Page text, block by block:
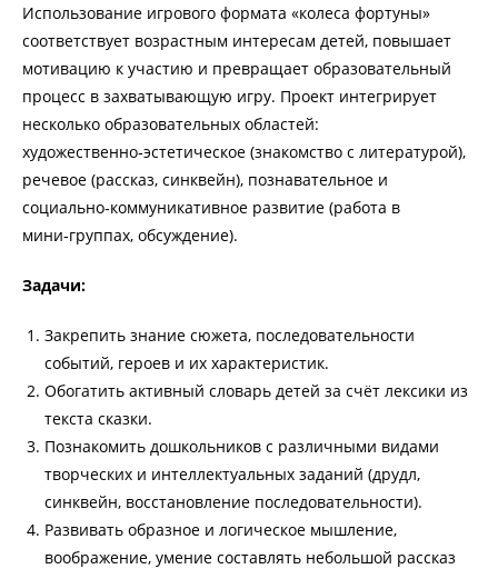
Использование игрового формата «колеса фортуны»
соответствует возрастным интересам детей, повышает
мотивацию к участию и превращает образовательный
процесс в захватывающую игру. Проект интегрирует
несколько образовательных областей:
художественно‑эстетическое (знакомство с литературой),
речевое (рассказ, синквейн), познавательное и
социально‑коммуникативное развитие (работа в
мини‑группах, обсуждение).
Задачи:
Закрепить знание сюжета, последовательности
событий, героев и их характеристик.
Обогатить активный словарь детей за счёт лексики из
текста сказки.
Познакомить дошкольников с различными видами
творческих и интеллектуальных заданий (друдл,
синквейн, восстановление последовательности).
Развивать образное и логическое мышление,
воображение, умение составлять небольшой рассказ